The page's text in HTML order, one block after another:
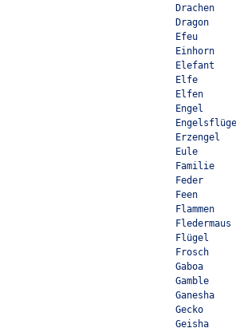
Drachen
Dragon
Efeu
Einhorn
Elefant
Elfe
Elfen
Engel
Erzengel
Eule
Familie
Feder
Feen
Flammen
Fledermaus
Flügel
Frosch
Gaboa
Gamble
Ganesha
Gecko
Geisha